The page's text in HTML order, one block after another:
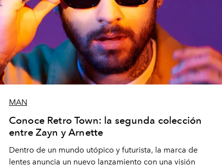
MAN
Conoce Retro Town: la segunda colección
entre Zayn y Arnette
Dentro de un mundo utópico y futurista, la marca de
lentes anuncia un nuevo lanzamiento con una visión